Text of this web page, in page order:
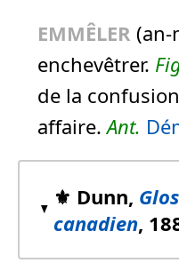
EMMÊLER (an-
enchevêtrer.
de la
affaire. Ant.
⚜️ Dunn,
canadien,